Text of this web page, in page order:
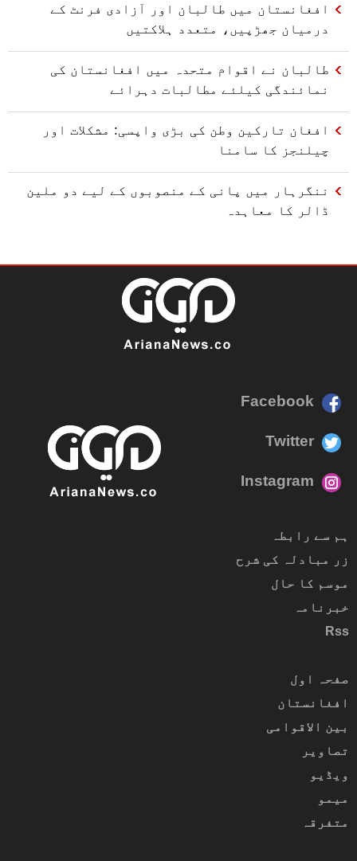
افغانستان میں طالبان اور آزادی فرنٹ کے
درمیان جھڑپیں، متعدد ہلاکتیں
طالبان نے اقوام متحدہ میں افغانستان کی
نمائندگی کیلئے مطالبات دہرائے
افغان تارکین وطن کی بڑی واپسی: مشکلات اور
چیلنجز کا سامنا
ننگرہار میں پانی کے منصوبوں کے لیے دو ملین
ڈالر کا معاہدہ
Facebook
Twitter
Instagram
ہم سے رابطہ
زر مبادلہ کی شرح
موسم کا حال
خبرنامہ
Rss
صفحہ اول
افغانستان
بین الاقوامی
تصاویر
ویڈیو
میمو
متفرقہ